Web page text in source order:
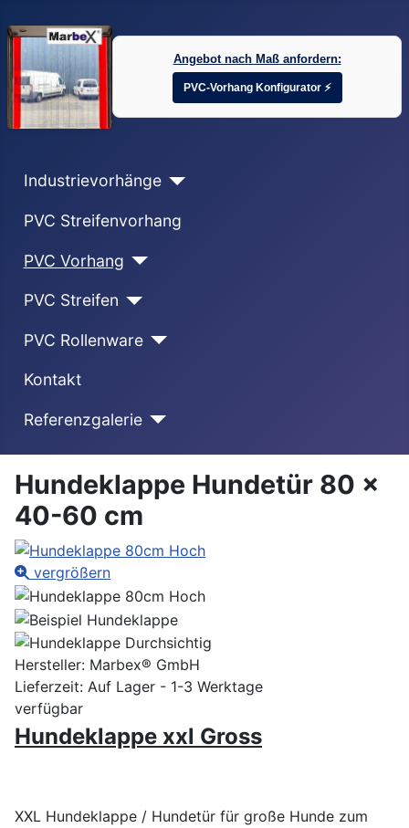
Angebot nach Maß anfordern:
PVC-Vorhang Konfigurator ⚡
Industrievorhänge
PVC Streifenvorhang
PVC Vorhang
PVC Streifen
PVC Rollenware
Kontakt
Referenzgalerie
Hundeklappe Hundetür 80 x
40-60 cm
vergrößern
Hersteller: Marbex® GmbH
Lieferzeit: Auf Lager - 1-3 Werktage
verfügbar
Hundeklappe xxl Gross
XXL Hundeklappe / Hundetür für große Hunde zum